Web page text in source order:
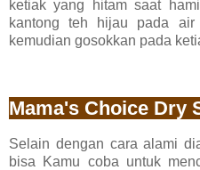
ketiak yang hitam saat
kantong teh hijau pada
kemudian gosokkan pada
Mama's Choice Dry
Selain dengan cara alami
bisa Kamu coba untuk